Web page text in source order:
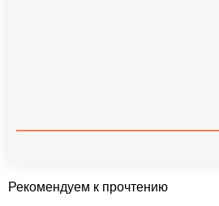
Рекомендуем к прочтению